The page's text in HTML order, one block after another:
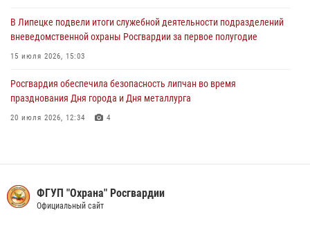
В Липецке подвели итоги служебной деятельности подразделений
вневедомственной охраны Росгвардии за первое полугодие
15 июля 2026, 15:03
Росгвардия обеспечила безопасность липчан во время
празднования Дня города и Дня металлурга
20 июля 2026, 12:34 4
Росгвардейцы обеспечили безопасность во время празднования
ФГУП "Охрана" Росгвардии
Официальный сайт